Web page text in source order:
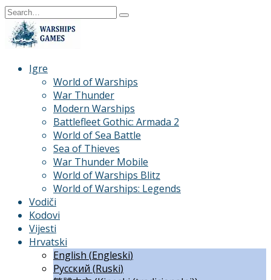
Skip
to
content
Search
for:
Igre
World of Warships
War Thunder
Modern Warships
Battlefleet Gothic: Armada 2
World of Sea Battle
Sea of Thieves
War Thunder Mobile
World of Warships Blitz
World of Warships: Legends
Vodiči
Kodovi
Vijesti
Hrvatski
English (Engleski)
Русский (Ruski)